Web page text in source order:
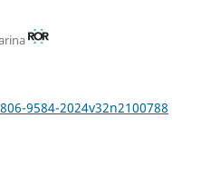
9584-2024v32n2100788